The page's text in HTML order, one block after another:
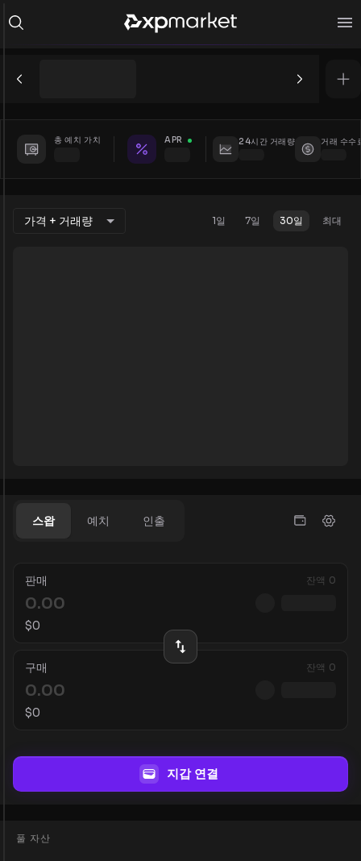
총 예치 가치 APR 24시간 거래량 거래 수수
가격 + 거래량 1일 7일 30일 최대
스왑 예치 인출
판매 잔액 0
$0
구매 잔액 0
$0
지갑 연결
풀 자산